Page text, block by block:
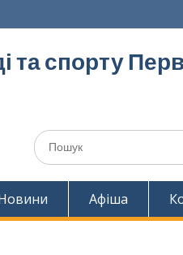
та спорту
Шукати:
Афіша